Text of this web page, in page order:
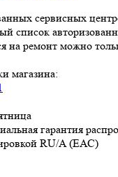
сервисных
список
на ремонт можно
магазина:
гарантия
RU/A (ЕАС)